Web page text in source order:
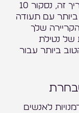
ללמוד במכללה או באוניברסיטה. במדריך זה, נסקור 10
ביותר עם תעודה
שלך
של נטילת
ביותר עבור
לאנשים